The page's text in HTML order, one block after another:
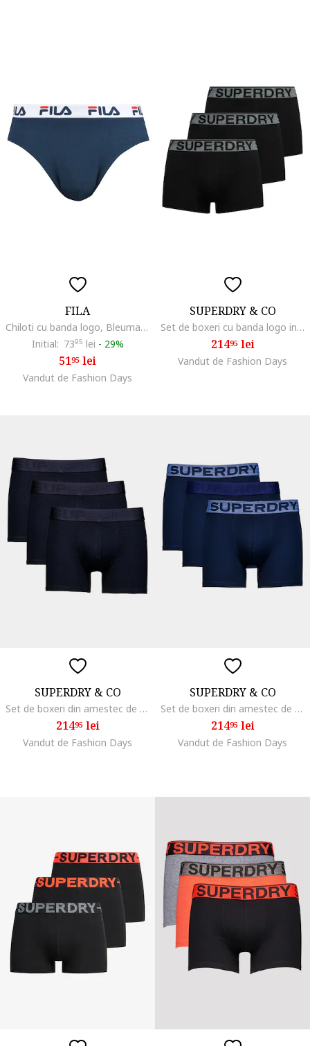
FILA
Chiloti cu banda logo, Bleumarin
Initial: 7395 lei - 29%
5195 lei
Vandut de Fashion Days
SUPERDRY & CO
Set de boxeri cu banda logo in talie - 3 perechi, Negru/Gri
21495lei
Vandut de Fashion Days
SUPERDRY & CO
Set de boxeri din amestec de bumbac cu banda logo in talie - 3 perechi, Negru
21495lei
Vandut de Fashion Days
SUPERDRY & CO
Set de boxeri din amestec de bumbac cu banda logo in talie - 3 perechi, Bleumarin
21495lei
Vandut de Fashion Days